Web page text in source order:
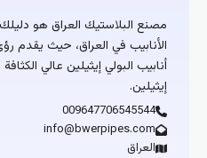
مصنع البلاستيك العراق هو
الأنابيب في العراق، حيث يقدم
أنابيب البولي إيثيلين عالي
إيثيلين.
009647706545544
info@bwerpipes.com
العراق